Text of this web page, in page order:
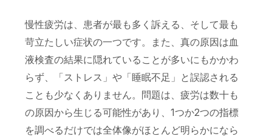
慢性疲労は、患者が最も多く訴える、そして最も
苛立たしい症状の一つです。また、真の原因は血
液検査の結果に隠れていることが多いにもかかわ
らず、「ストレス」や「睡眠不足」と誤認される
ことも少なくありません。問題は、疲労は数十も
の原因から生じる可能性があり、1つか2つの指標
を調べるだけでは全体像がほとんど明らかになら